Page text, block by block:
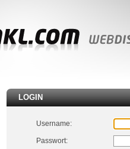
LOGIN
Username:
Passwort: